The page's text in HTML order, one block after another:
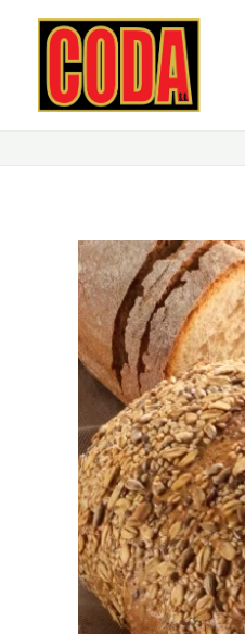
Μετάβαση
περιεχόμενο